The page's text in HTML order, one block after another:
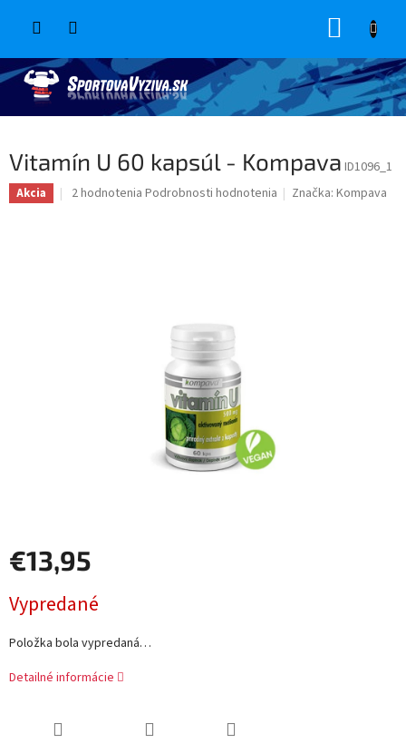
Vitamín U 60 kapsúl - Kompava ID1096_1
Akcia
Priemerné
2 hodnotenia Podrobnosti hodnotenia Značka:Kompava
€13,95
cena:
Vypredané
Položka bola vypredaná…
Detailné informácie